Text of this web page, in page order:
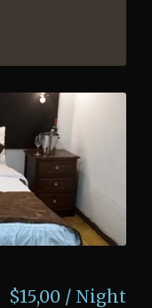
$15,00 / Night